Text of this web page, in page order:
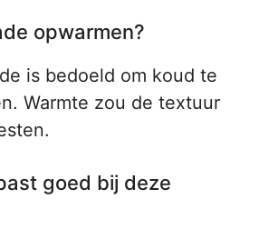
opwarmen?
is bedoeld om koud te
Warmte zou de textuur
goed bij deze